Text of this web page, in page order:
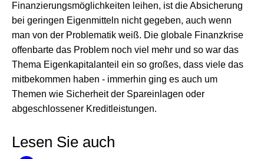
Finanzierungsmöglichkeiten leihen, ist die Absicherung
bei geringen Eigenmitteln nicht gegeben, auch wenn
man von der Problematik weiß. Die globale Finanzkrise
offenbarte das Problem noch viel mehr und so war das
Thema Eigenkapitalanteil ein so großes, dass viele das
mitbekommen haben - immerhin ging es auch um
Themen wie Sicherheit der Spareinlagen oder
abgeschlossener Kreditleistungen.
Lesen Sie auch